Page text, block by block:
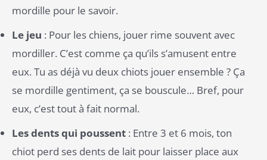
mordille pour le savoir.
Le jeu : Pour les chiens, jouer rime souvent avec
mordiller. C’est comme ça qu’ils s’amusent entre
eux. Tu as déjà vu deux chiots jouer ensemble ? Ça
se mordille gentiment, ça se bouscule… Bref, pour
eux, c’est tout à fait normal.
Les dents qui poussent : Entre 3 et 6 mois, ton
chiot perd ses dents de lait pour laisser place aux